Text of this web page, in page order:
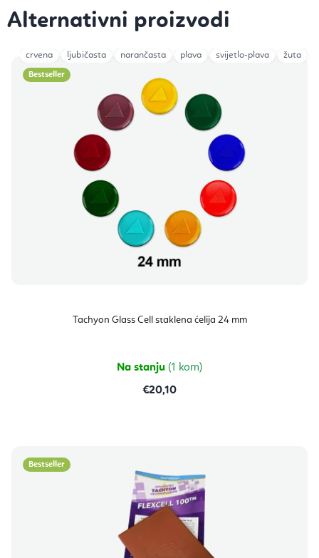
Bestseller
Tachyon Glass Cell staklena ćelija 24 mm
Na stanju (1 kom)
€20,10
crvena ljubičasta narančasta plava svijetlo-plava žuta
Bestseller